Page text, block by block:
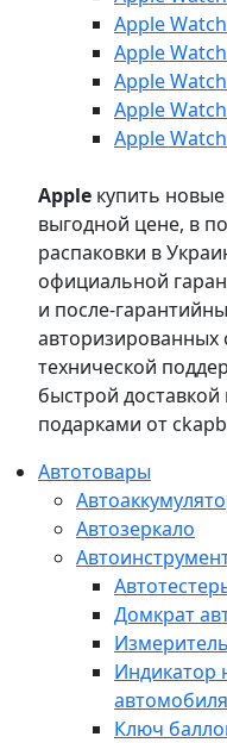
Apple
Apple
Apple
Apple
Apple
Apple купить
выгодной цене, в
распаковки в
официальной
и после-
авторизированных
технической
быстрой
подарками от
Автотовары
Автозеркало
Домкрат
Индикатор
автомобиля
Ключ